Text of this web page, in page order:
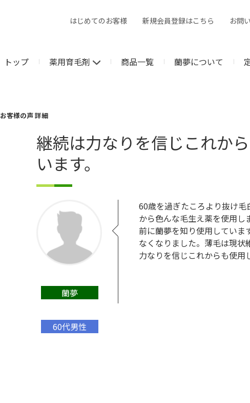
はじめてのお客様 新規会員登録はこちら お問
トップ 薬用育毛剤 商品一覧 蘭夢について
お客様の声 詳細
継続は力なりを信じこれか
います。
蘭夢
60代男性
60歳を過ぎたころより抜け
から色んな毛生え薬を使用し
前に蘭夢を知り使用していま
なくなりました。薄毛は現状
力なりを信じこれからも使用